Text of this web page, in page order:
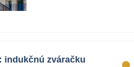
indukčnú zváračku